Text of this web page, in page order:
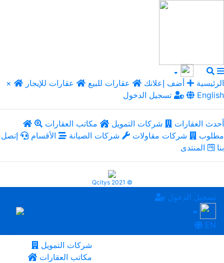
× الرئيسية أضف إعلانك عقارات للبيع
عقارات للإيجار
تسجيل الدخول
English
أحدث العقارات شركات التمويل
مكاتب العقارات
مطلوب
شركات مقاولات شركات الصيانة الأقسام
إتصل
بنا
المنتدى
Qcitys 2021 ©
تسجيل الدخول
EN
شركات التمويل
مكاتب العقارات